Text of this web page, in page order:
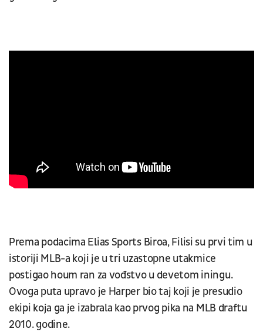
Prema podacima Elias Sports Biroa, Filisi su prvi tim u
istoriji MLB-a koji je u tri uzastopne utakmice
postigao houm ran za vođstvo u devetom iningu.
Ovoga puta upravo je Harper bio taj koji je presudio
ekipi koja ga je izabrala kao prvog pika na MLB draftu
2010. godine.